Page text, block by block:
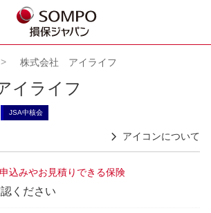
株式会社 アイライフ
イライフ
JSA中核会
アイコンについて
込みやお見積りできる保険
ください